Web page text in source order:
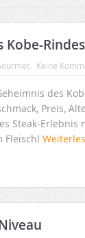
Kobe-Rindes
Keine
des
Preis,
Steak-Erlebnis
Fleisch!